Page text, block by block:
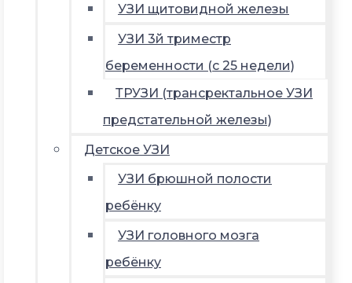
УЗИ щитовидной железы
УЗИ 3й триместр
беременности (с 25 недели)
ТРУЗИ (трансректальное УЗИ
предстательной железы)
Детское УЗИ
УЗИ брюшной полости
ребёнку
УЗИ головного мозга
ребёнку